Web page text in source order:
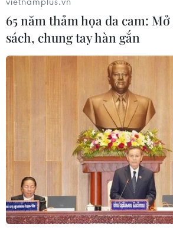
65 năm thảm họa da cam:
sách, chung tay hàn gắn